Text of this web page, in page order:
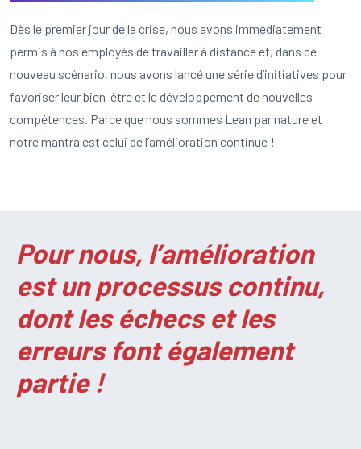
Dès le premier jour de la crise, nous avons immédiatement
permis à nos employés de travailler à distance et, dans ce
nouveau scénario, nous avons lancé une série d’initiatives pour
favoriser leur bien-être et le développement de nouvelles
compétences. Parce que nous sommes Lean par nature et
notre mantra est celui de l’amélioration continue !
Pour nous, l’amélioration
est un processus continu,
dont les échecs et les
erreurs font également
partie !